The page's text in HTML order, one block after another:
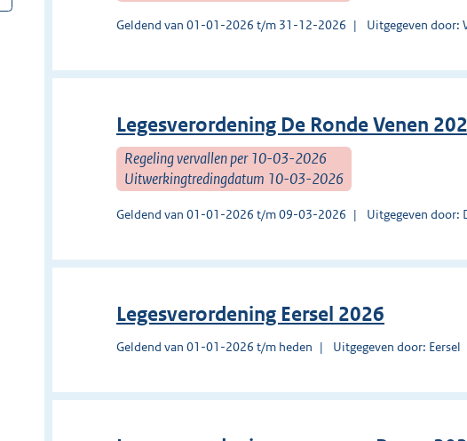
Geldend van 01-01-2026 t/m 31-12-2026 Uitgegeven door:
Legesverordening De Ronde Venen
Regeling vervallen per 10-03-2026
Uitwerkingtredingdatum 10-03-2026
Geldend van 01-01-2026 t/m 09-03-2026 Uitgegeven door:
Legesverordening Eersel 2026
Geldend van 01-01-2026 t/m heden Uitgegeven door: Eersel